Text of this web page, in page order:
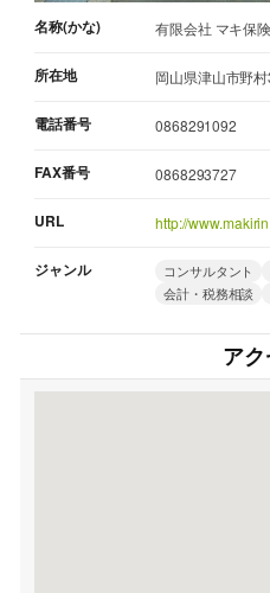
名称(かな) 有限会社 マキ保
所在地 岡山県津山市野
電話番号 0868291092
FAX番号 0868293727
URL http://
ジャンル コンサルタント
会計・税務相談
ア